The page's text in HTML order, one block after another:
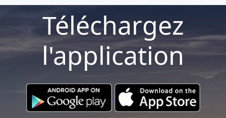
Téléchargez
l'application